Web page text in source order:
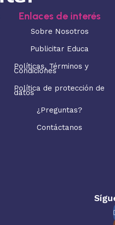
Enlaces de interés
Sobre Nosotros
Publicitar Educa
Políticas, Términos y
Condiciones
Política de protección de
datos
¿Preguntas?
Contáctanos